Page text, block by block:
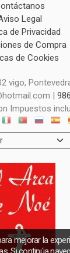
Legal
de Privacidad
de Compra
de Cookies
vigo,
|
Impuestos
mejorar la